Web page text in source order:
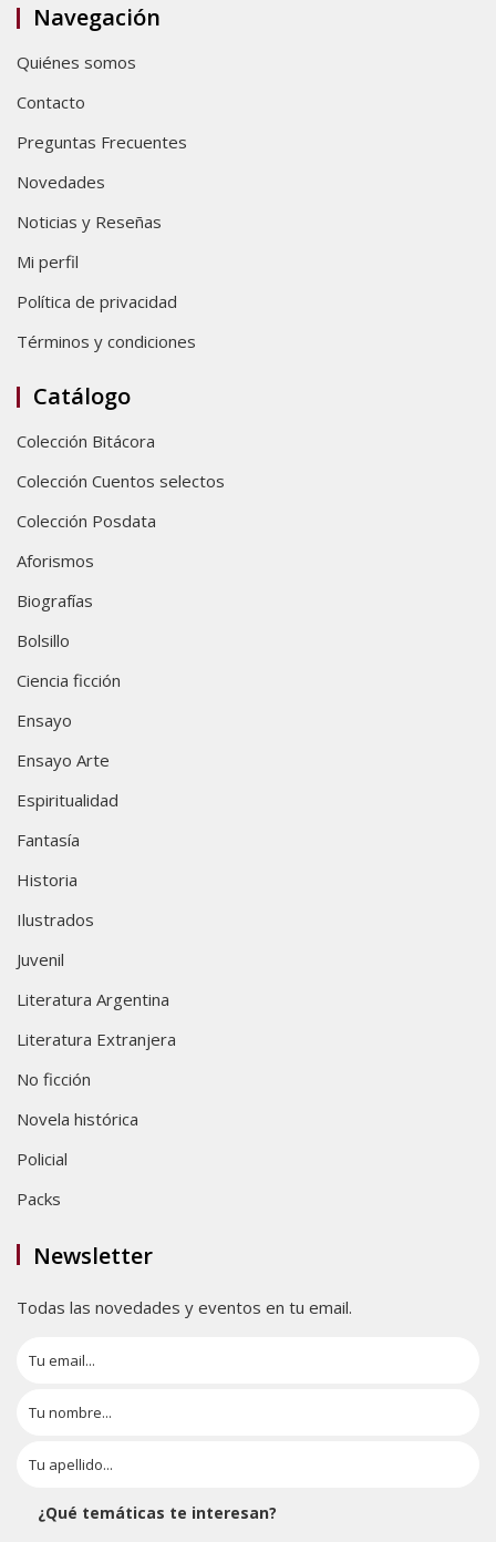
Navegación
Quiénes somos
Contacto
Preguntas Frecuentes
Novedades
Noticias y Reseñas
Mi perfil
Política de privacidad
Términos y condiciones
Catálogo
Colección Bitácora
Colección Cuentos selectos
Colección Posdata
Aforismos
Biografías
Bolsillo
Ciencia ficción
Ensayo
Ensayo Arte
Espiritualidad
Fantasía
Historia
Ilustrados
Juvenil
Literatura Argentina
Literatura Extranjera
No ficción
Novela histórica
Policial
Packs
Newsletter
Todas las novedades y eventos en tu email.
¿Qué temáticas te interesan?